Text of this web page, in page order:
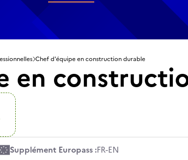
Chef d'équipe en construction durable
en
Supplément Europass :FR-EN